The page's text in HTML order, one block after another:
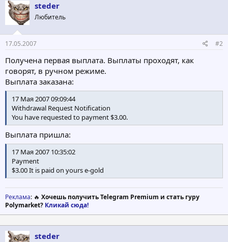
steder
Любитель
17.05.2007 #2
Получена первая выплата. Выплаты проходят, как
говорят, в ручном режиме.
Выплата заказана:
17 Мая 2007 09:09:44
Withdrawal Request Notification
You have requested to payment $3.00.
Выплата пришла:
17 Мая 2007 10:35:02
Payment
$3.00 It is paid on yours e-gold
Реклама: 🔥 Хочешь получить Telegram Premium и стать гуру
Polymarket? Кликай сюда!
steder